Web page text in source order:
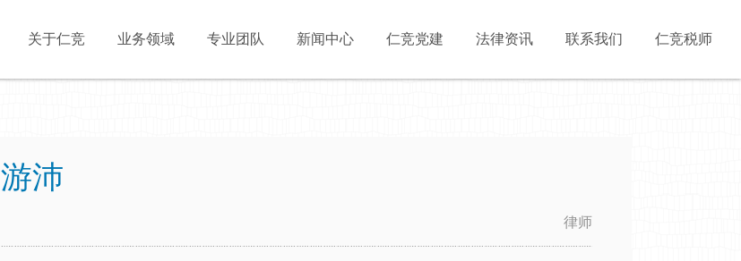
关于仁竞 业务领域 专业团队 新闻中心 仁竞党建 法律资讯 联系我们 仁竞税师
游沛
律师